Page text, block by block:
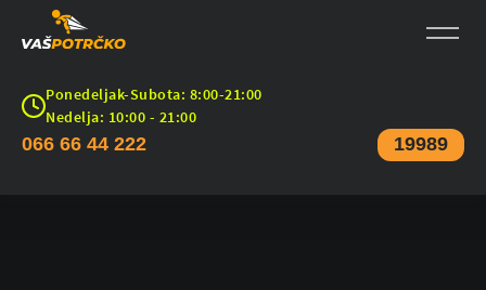
Ponedeljak-Subota: 8:00-21:00
Nedelja: 10:00 - 21:00
066 66 44 222 19989